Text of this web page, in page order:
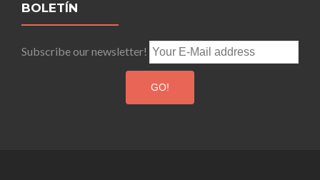
BOLETÍN
Subscribe our newsletter!